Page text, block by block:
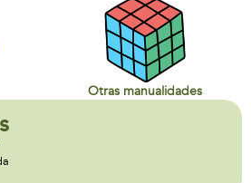
Otras manualidades